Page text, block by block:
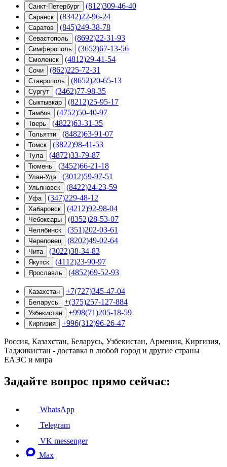
Санкт-Петербург (812)309-46-40
Саранск (8342)22-96-24
Саратов (845)249-38-78
Севастополь (8692)22-31-93
Симферополь (3652)67-13-56
Смоленск (4812)29-41-54
Сочи (862)225-72-31
Ставрополь (8652)20-65-13
Сургут (3462)77-98-35
Сыктывкар (8212)25-95-17
Тамбов (4752)50-40-97
Тверь (4822)63-31-35
Тольятти (8482)63-91-07
Томск (3822)98-41-53
Тула (4872)33-79-87
Тюмень (3452)66-21-18
Улан-Удэ (3012)59-97-51
Ульяновск (8422)24-23-59
Уфа (347)229-48-12
Хабаровск (4212)92-98-04
Чебоксары (8352)28-53-07
Челябинск (351)202-03-61
Череповец (8202)49-02-64
Чита (3022)38-34-83
Якутск (4112)23-90-97
Ярославль (4852)69-52-93
Казахстан +7(727)345-47-04
Беларусь +(375)257-127-884
Узбекистан +998(71)205-18-59
Киргизия +996(312)96-26-47
Россия, Казахстан, Беларусь, Узбекистан, Армения, Киргизия,
Таджикистан - доставка в любой город и другие страны
ЕАЭС и мира
Задайте вопрос прямо сейчас:
WhatsApp
Telegram
VK messenger
Max